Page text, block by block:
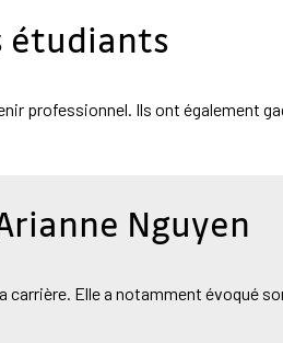
étudiants
professionnel. Ils ont également
Nguyen
carrière. Elle a notamment évoqué